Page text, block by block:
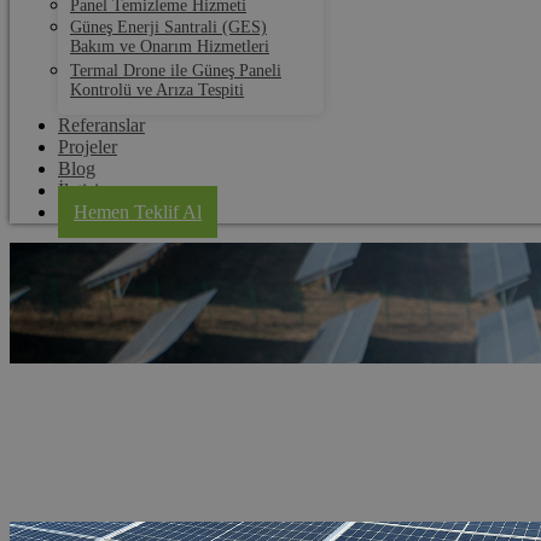
Panel Temizleme Hizmeti
Güneş Enerji Santrali (GES)
Bakım ve Onarım Hizmetleri
Termal Drone ile Güneş Paneli
Kontrolü ve Arıza Tespiti
Referanslar
Projeler
Blog
İletişim
Hemen Teklif Al